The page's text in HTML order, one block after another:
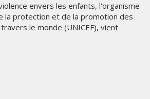
envers les enfants, l'organisme
la protection et de la promotion des
le monde (UNICEF), vient